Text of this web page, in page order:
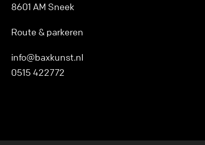
8601 AM Sneek
Route & parkeren
info@baxkunst.nl
0515 422772